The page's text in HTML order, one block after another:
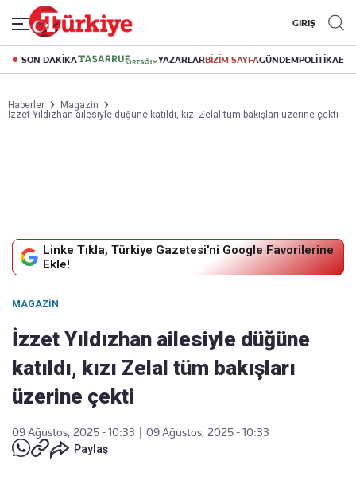
GİRİŞ
SON DAKİKA YAZARLARBİZİM SAYFAGÜNDEMPOLİTİKA
Haberler
Magazin
İzzet Yıldızhan ailesiyle düğüne katıldı, kızı Zelal tüm bakışları üzerine çekti
Linke Tıkla, Türkiye Gazetesi'ni Google Favorilerine
Ekle!
MAGAZIN
İzzet Yıldızhan ailesiyle düğüne
katıldı, kızı Zelal tüm bakışları
üzerine çekti
09 Ağustos, 2025 - 10:33
09 Ağustos, 2025 - 10:33
Paylaş